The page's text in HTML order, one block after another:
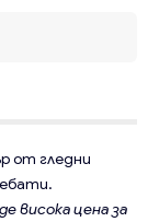
от гледни
висока цена за